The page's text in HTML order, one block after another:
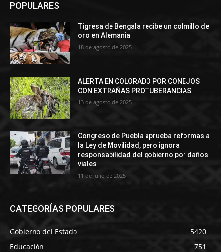
POPULARES
Tigresa de Bengala recibe un colmillo de
oro en Alemania
18 de agosto de 2025
ALERTA EN COLORADO POR CONEJOS
CON EXTRAÑAS PROTUBERANCIAS
13 de agosto de 2025
Congreso de Puebla aprueba reformas a
la Ley de Movilidad, pero ignora
responsabilidad del gobierno por daños
viales
11 de julio de 2025
CATEGORÍAS POPULARES
Gobierno del Estado
5420
Educación
751